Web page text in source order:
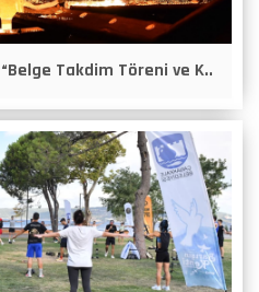
Takdim Töreni ve K..